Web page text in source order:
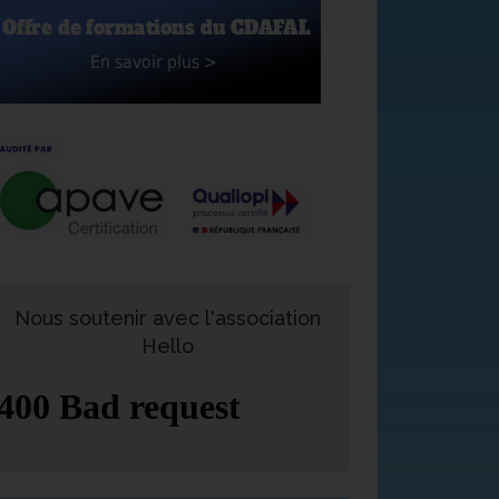
Nous soutenir avec l'association
Hello